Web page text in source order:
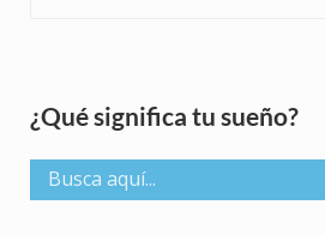
Sidebar
¿Qué significa tu sueño?